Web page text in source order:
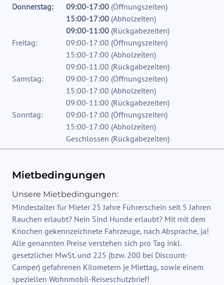
Donnerstag:
09:00-17:00(Öffnungszeiten)
15:00-17:00(Abholzeiten)
09:00-11:00(Rückgabezeiten)
Freitag:
09:00-17:00 (Öffnungszeiten)
15:00-17:00 (Abholzeiten)
09:00-11:00 (Rückgabezeiten)
Samstag:
09:00-17:00 (Öffnungszeiten)
15:00-17:00 (Abholzeiten)
09:00-11:00 (Rückgabezeiten)
Sonntag:
09:00-17:00 (Öffnungszeiten)
15:00-17:00 (Abholzeiten)
Geschlossen (Rückgabezeiten)
Mietbedingungen
Unsere Mietbedingungen:
Mindestalter für Mieter 25 Jahre Führerschein seit 5 Jahren
Rauchen erlaubt? Nein Sind Hunde erlaubt? Mit mit dem
Knochen gekennzeichnete Fahrzeuge, nach Absprache, ja!
Alle genannten Preise verstehen sich pro Tag inkl.
gesetzlicher MwSt. und 225 (bzw. 200 bei Discount-
Camper) gefahrenen Kilometern je Miettag, sowie einem
speziellen Wohnmobil-Reiseschutzbrief!